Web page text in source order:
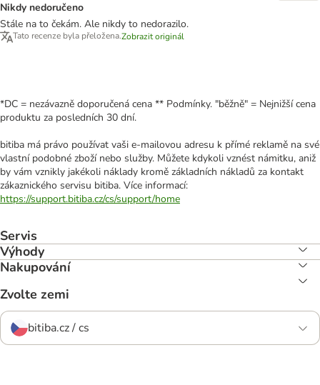
Nikdy nedoručeno
Stále na to čekám. Ale nikdy to nedorazilo.
Tato recenze byla přeložena.Zobrazit originál
*DC = nezávazně doporučená cena ** Podmínky. "běžně" = Nejnižší cena
produktu za posledních 30 dní.
bitiba má právo používat vaši e-mailovou adresu k přímé reklamě na své
vlastní podobné zboží nebo služby. Můžete kdykoli vznést námitku, aniž
by vám vznikly jakékoli náklady kromě základních nákladů za kontakt
zákaznického servisu bitiba. Více informací:
https://support.bitiba.cz/cs/support/home
Servis
Výhody
Nakupování
Zvolte zemi
bitiba.cz / cs